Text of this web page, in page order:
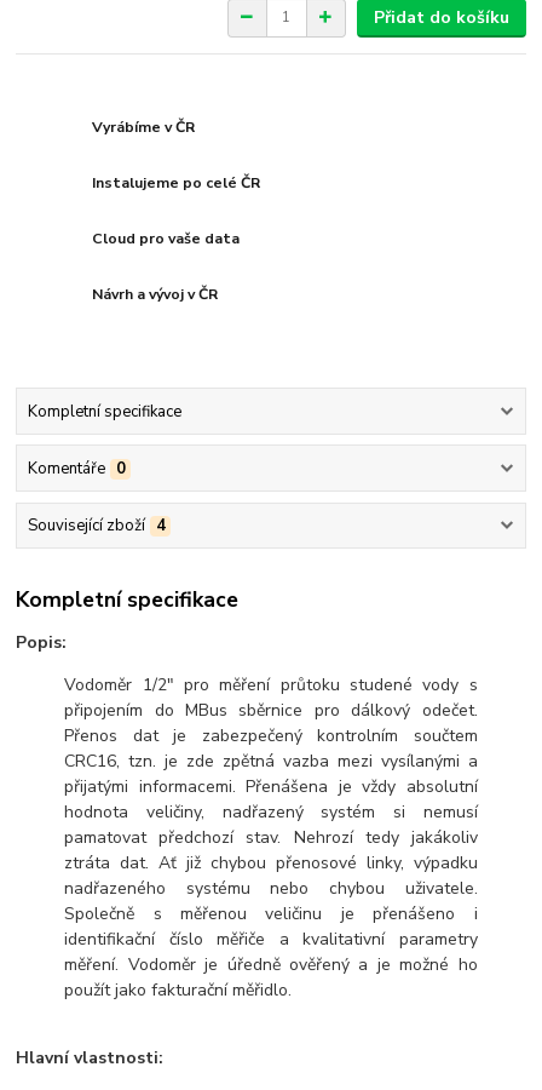
Přidat do košíku
Vyrábíme v ČR
Instalujeme po celé ČR
Cloud pro vaše data
Návrh a vývoj v ČR
Kompletní specifikace
Komentáře 0
Související zboží 4
Kompletní specifikace
Popis:
Vodoměr 1/2" pro měření průtoku studené vody s
připojením do MBus sběrnice pro dálkový odečet.
Přenos dat je zabezpečený kontrolním součtem
CRC16, tzn. je zde zpětná vazba mezi vysílanými a
přijatými informacemi. Přenášena je vždy absolutní
hodnota veličiny, nadřazený systém si nemusí
pamatovat předchozí stav. Nehrozí tedy jakákoliv
ztráta dat. Ať již chybou přenosové linky, výpadku
nadřazeného systému nebo chybou uživatele.
Společně s měřenou veličinu je přenášeno i
identifikační číslo měřiče a kvalitativní parametry
měření. Vodoměr je úředně ověřený a je možné ho
použít jako fakturační měřidlo.
Hlavní vlastnosti: